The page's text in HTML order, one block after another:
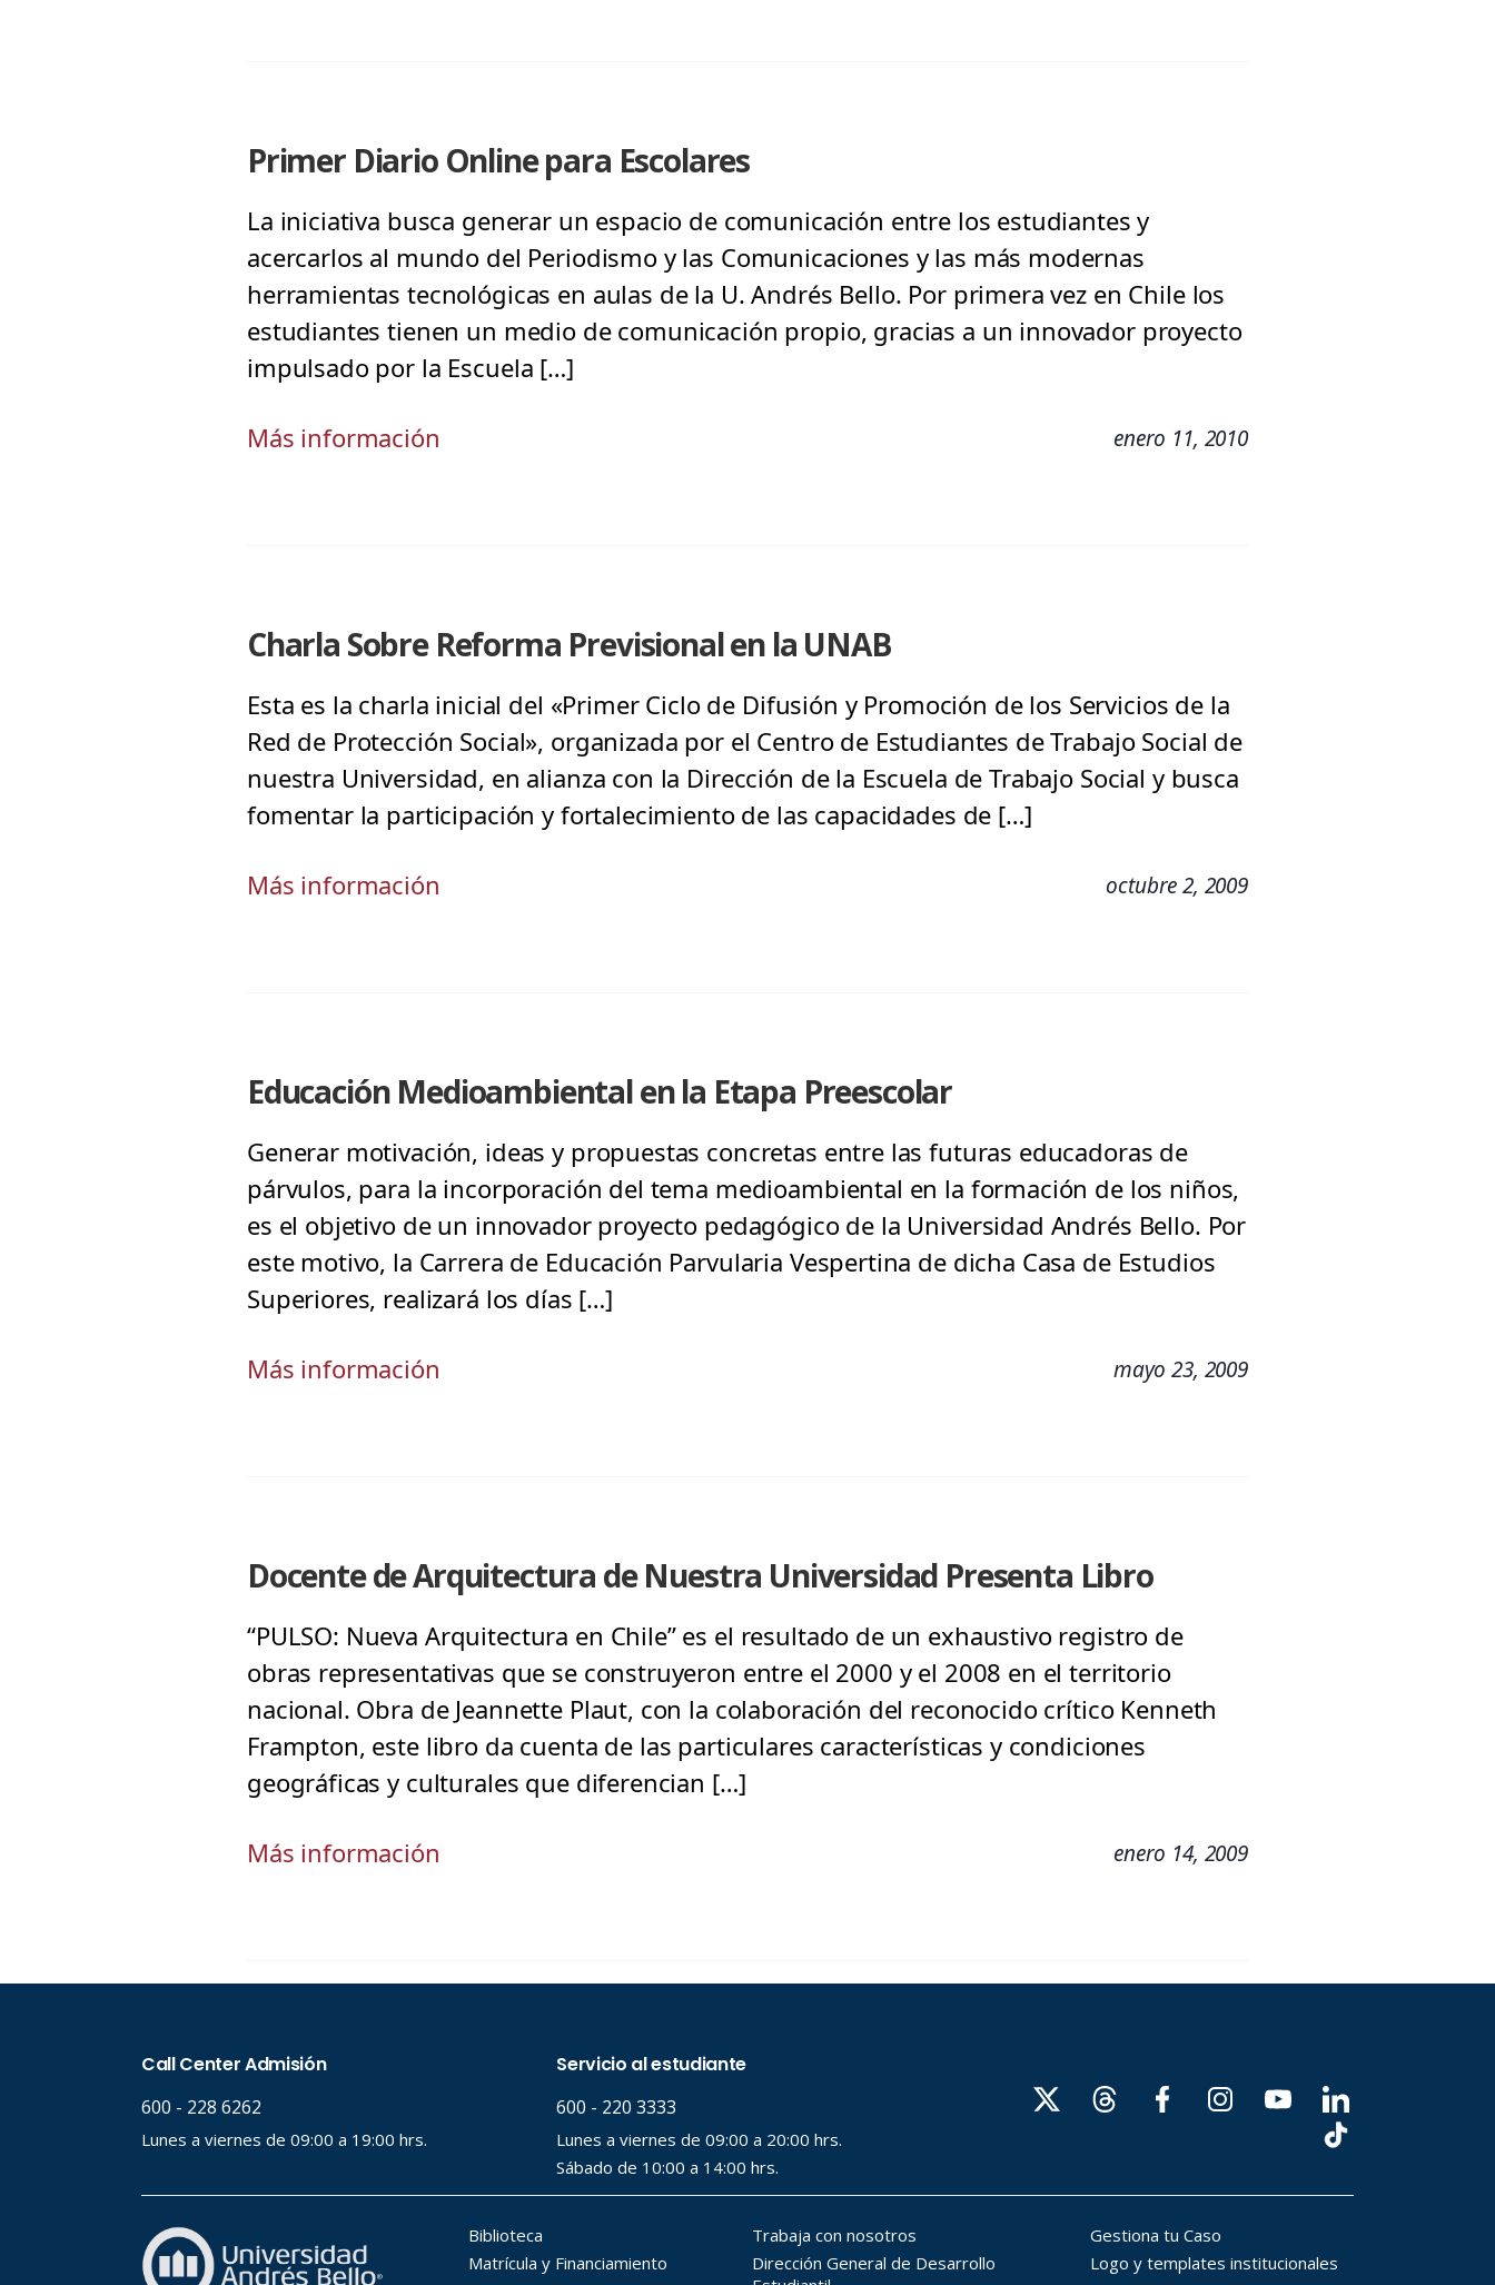
Primer Diario Online para Escolares
La iniciativa busca generar un espacio de comunicación entre los estudiantes y
acercarlos al mundo del Periodismo y las Comunicaciones y las más modernas
herramientas tecnológicas en aulas de la U. Andrés Bello. Por primera vez en Chile los
estudiantes tienen un medio de comunicación propio, gracias a un innovador proyecto
impulsado por la Escuela […]
Más información enero 11, 2010
Charla Sobre Reforma Previsional en la UNAB
Esta es la charla inicial del «Primer Ciclo de Difusión y Promoción de los Servicios de la
Red de Protección Social», organizada por el Centro de Estudiantes de Trabajo Social de
nuestra Universidad, en alianza con la Dirección de la Escuela de Trabajo Social y busca
fomentar la participación y fortalecimiento de las capacidades de […]
Más información octubre 2, 2009
Educación Medioambiental en la Etapa Preescolar
Generar motivación, ideas y propuestas concretas entre las futuras educadoras de
párvulos, para la incorporación del tema medioambiental en la formación de los niños,
es el objetivo de un innovador proyecto pedagógico de la Universidad Andrés Bello. Por
este motivo, la Carrera de Educación Parvularia Vespertina de dicha Casa de Estudios
Superiores, realizará los días […]
Más información mayo 23, 2009
Docente de Arquitectura de Nuestra Universidad Presenta Libro
“PULSO: Nueva Arquitectura en Chile” es el resultado de un exhaustivo registro de
obras representativas que se construyeron entre el 2000 y el 2008 en el territorio
nacional. Obra de Jeannette Plaut, con la colaboración del reconocido crítico Kenneth
Frampton, este libro da cuenta de las particulares características y condiciones
geográficas y culturales que diferencian […]
Más información enero 14, 2009